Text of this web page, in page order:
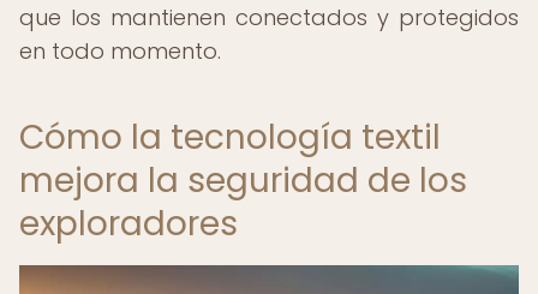
que los mantienen conectados y protegidos
en todo momento.
Cómo la tecnología textil
mejora la seguridad de los
exploradores